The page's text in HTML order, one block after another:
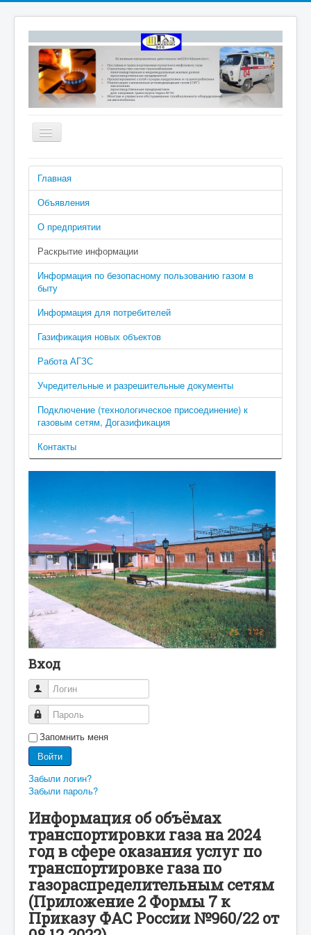
Включить/
Номера телефонов аварийно-
диспетчерской службы: 04 (040 с
Главная
Объявления
О предприятии
Раскрытие информации
Информация по безопасному пользованию газом в
быту
Информация для потребителей
Газификация новых объектов
Работа АГЗС
Учредительные и разрешительные документы
Подключение (технологическое присоединение) к
газовым сетям, Догазификация
Контакты
Вход
Логин
Пароль
Запомнить меня
Войти
Забыли логин?
Забыли пароль?
Информация об объёмах
транспортировки газа на 2024
год в сфере оказания услуг по
транспортировке газа по
газораспределительным сетям
(Приложение 2 Формы 7 к
Приказу ФАС России №960/22 от